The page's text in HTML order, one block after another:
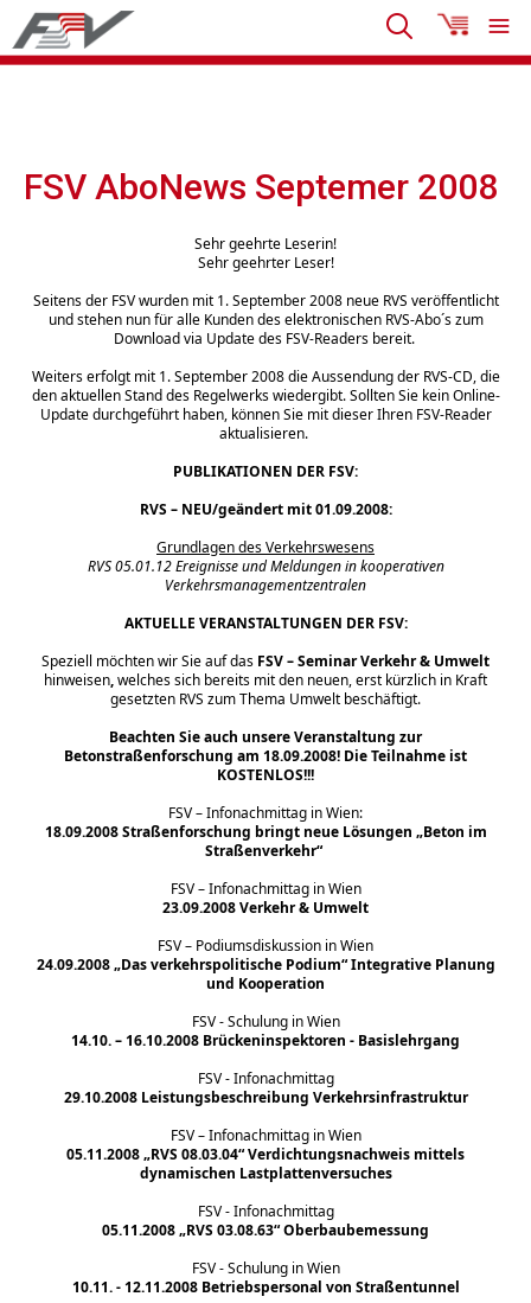
FSV AboNews Septemer 2008
Sehr geehrte Leserin!
Sehr geehrter Leser!
Seitens der FSV wurden mit 1. September 2008 neue RVS veröffentlicht
und stehen nun für alle Kunden des elektronischen RVS-Abo´s zum
Download via Update des FSV-Readers bereit.
Weiters erfolgt mit 1. September 2008 die Aussendung der RVS-CD, die
den aktuellen Stand des Regelwerks wiedergibt. Sollten Sie kein Online-
Update durchgeführt haben, können Sie mit dieser Ihren FSV-Reader
aktualisieren.
PUBLIKATIONEN DER FSV:
RVS – NEU/geändert mit 01.09.2008:
Grundlagen des Verkehrswesens
RVS 05.01.12 Ereignisse und Meldungen in kooperativen
Verkehrsmanagementzentralen
AKTUELLE VERANSTALTUNGEN DER FSV:
Speziell möchten wir Sie auf das FSV – SeminarVerkehr & Umwelt
hinweisen,welches sich bereits mit den neuen, erst kürzlich in Kraft
gesetzten RVS zum Thema Umwelt beschäftigt.
Beachten Sie auch unsere Veranstaltung zur
Betonstraßenforschung am 18.09.2008! Die Teilnahme ist
KOSTENLOS!!!
FSV – Infonachmittag in Wien:
18.09.2008 Straßenforschung bringt neue Lösungen „Beton im
Straßenverkehr“
FSV – Infonachmittag in Wien
23.09.2008 Verkehr & Umwelt
FSV – Podiumsdiskussion in Wien
24.09.2008 „Das verkehrspolitische Podium“Integrative Planung
und Kooperation
FSV- Schulung in Wien
14.10. – 16.10.2008 Brückeninspektoren - Basislehrgang
FSV - Infonachmittag
29.10.2008 Leistungsbeschreibung Verkehrsinfrastruktur
FSV – Infonachmittag in Wien
05.11.2008 „RVS 08.03.04“ Verdichtungsnachweis mittels
dynamischen Lastplattenversuches
FSV - Infonachmittag
05.11.2008 „RVS 03.08.63“ Oberbaubemessung
FSV - Schulung in Wien
10.11. - 12.11.2008 Betriebspersonal von Straßentunnel